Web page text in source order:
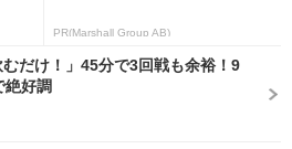
PR(Marshall Group AB)
むだけ！」45分で3回戦も余裕！9
絶好調